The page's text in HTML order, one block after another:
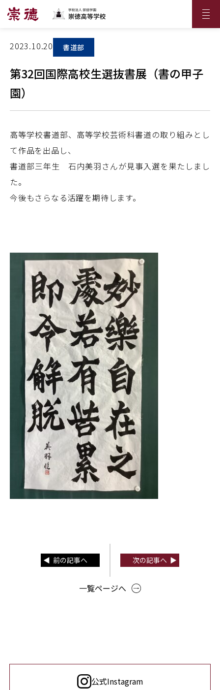
2023.10.20 書道部
第32回国際高校生選抜書展（書の甲子
園）
高等学校書道部、高等学校芸術科書道の取り組みとし
て作品を出品し、
書道部三年生 石内美羽さんが見事入選を果たしまし
た。
今後もさらなる活躍を期待します。
前の記事へ 次の記事へ
一覧ページへ
公式Instagram